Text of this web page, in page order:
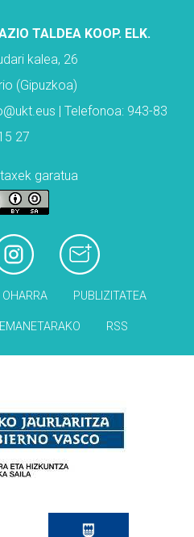
TALDEA KOOP. ELK.
kalea, 26
(Gipuzkoa)
| Telefonoa: 943-83
27
garatua
OHARRA PUBLIZITATEA
RSS